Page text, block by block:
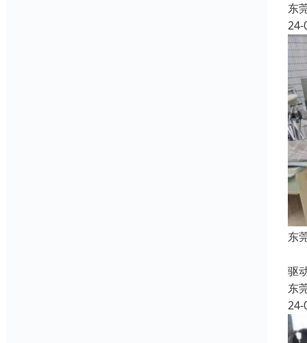
东
24-
东
驱
东
24-